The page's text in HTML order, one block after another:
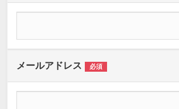
メールアドレス 必須